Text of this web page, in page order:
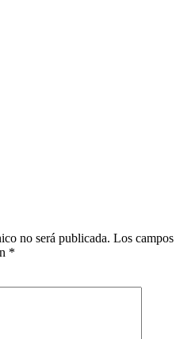
no será publicada. Los campos
*